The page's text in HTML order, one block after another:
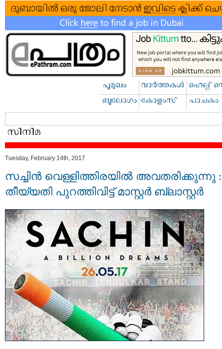
Tuesday, February 14th, 2017
സച്ചിന്‍ വെള്ളിത്തിരയില്‍ അവതരിക്കുന്നു :
തീയ്യതി പുറത്തിവിട്ട് മാസ്റ്റര്‍ ബ്ലാസ്റ്റര്‍